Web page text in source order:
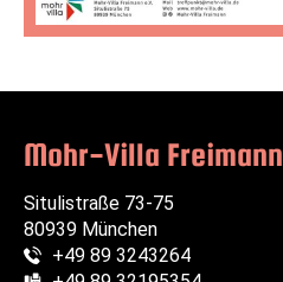
Mohr-Villa Freimann
Situlistraße 73-75
80939 München
Telefon:
+49 89 3243264